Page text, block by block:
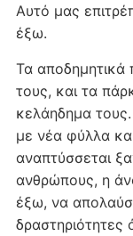
Αυτό μας
έξω.
Τα αποδημητικά
τους, και τα
κελάηδημα τους.
με νέα φύλλα
αναπτύσσεται
ανθρώπους, η
έξω, να
δραστηριότητες